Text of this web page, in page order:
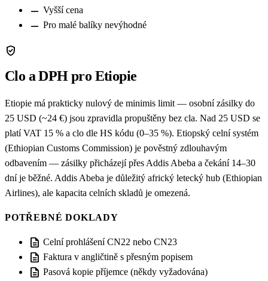
remove Vyšší cena
remove Pro malé balíky nevýhodné
verified_user
Clo a DPH pro Etiopie
Etiopie má prakticky nulový de minimis limit — osobní zásilky do
25 USD (~24 €) jsou zpravidla propuštěny bez cla. Nad 25 USD se
platí VAT 15 % a clo dle HS kódu (0–35 %). Etiopský celní systém
(Ethiopian Customs Commission) je pověstný zdlouhavým
odbavením — zásilky přicházejí přes Addis Abeba a čekání 14–30
dní je běžné. Addis Abeba je důležitý africký letecký hub (Ethiopian
Airlines), ale kapacita celních skladů je omezená.
POTŘEBNÉ DOKLADY
description Celní prohlášení CN22 nebo CN23
description Faktura v angličtině s přesným popisem
description Pasová kopie příjemce (někdy vyžadována)